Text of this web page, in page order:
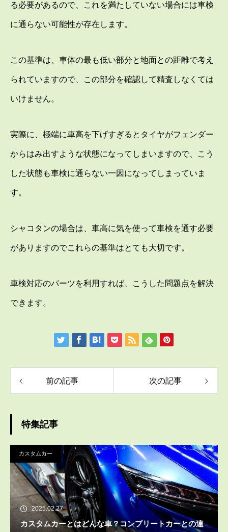
る必要があるので、これを満たしていない場合には車検
に通らない可能性が存在します。
この基準は、車体の最も低い部分と地面との距離で考え
られていますので、この部分を確認して精査しなくては
いけません。
実際に、極端に車高を下げすぎるとタイヤがフェンダー
からはみ出すような状態になってしまいますので、こう
した状態も車検に通らない一因になってしまっていま
す。
シャコタンの場合は、車高に気を使って車検を通す必要
がありますのでこれらの基準はとても大切です。
車検対応のパーツを利用すれば、こうした問題点を解決
できます。
前の記事 次の記事
特集記事
カスタムカー
2025.02.27
カスタムカーとはどんな車？コンプリートカーとの違